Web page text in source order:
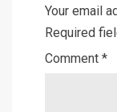
Your email
Required
Comment *